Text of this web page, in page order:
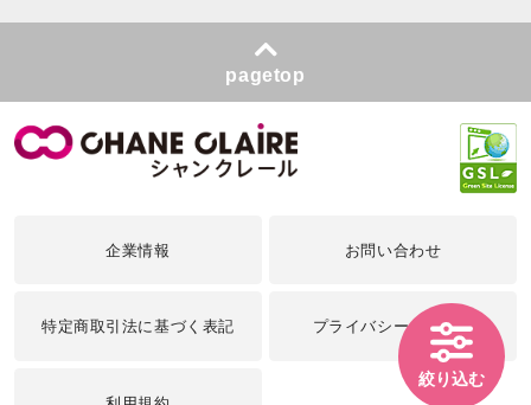
絞り込む
pagetop
企業情報 お問い合わせ
特定商取引法に基づく表記 プライバシーポリシー